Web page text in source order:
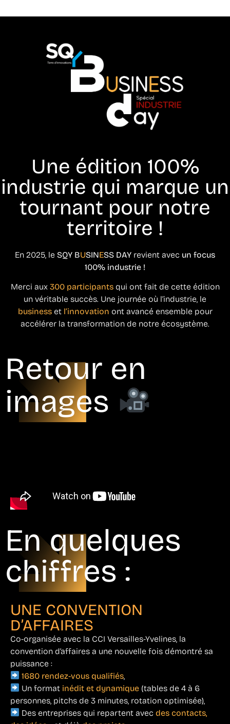
Une édition 100%
industrie qui marque un
tournant pour notre
territoire !
En 2025, le SQY BUSINESS DAY revient avec un focus
100% industrie !
Merci aux 300 participantsqui ont fait de cette édition
un véritable succès. Une journée où l’industrie, le
businesset l’innovation ont avancé ensemble pour
accélérer la transformation de notre écosystème.
Retour en
images
En quelques
chiffres :
UNE CONVENTION
D’AFFAIRES
Co-organisée avec la CCI Versailles-Yvelines, la
convention d’affaires a une nouvelle fois démontré sa
puissance :
1680 rendez-vous qualifiés,
Un format inédit et dynamique (tables de 4 à 6
personnes, pitchs de 3 minutes, rotation optimisée),
Des entreprises qui repartent avecdes contacts,